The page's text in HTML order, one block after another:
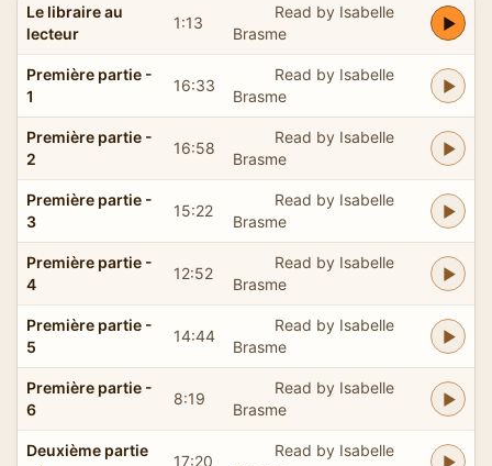
Le libraire au
lecteur
1:13
Read by Isabelle
Brasme
Première partie -
1
16:33
Read by Isabelle
Brasme
Première partie -
2
16:58
Read by Isabelle
Brasme
Première partie -
3
15:22
Read by Isabelle
Brasme
Première partie -
4
12:52
Read by Isabelle
Brasme
Première partie -
5
14:44
Read by Isabelle
Brasme
Première partie -
6
8:19
Read by Isabelle
Brasme
Deuxième partie
17:20
Read by Isabelle